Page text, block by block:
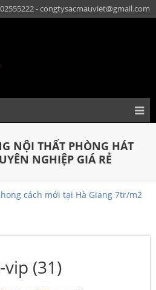
- congtysacmauviet@gmail.com
NỘI THẤT PHÒNG HÁT
NGHIỆP GIÁ RẺ
cách mới tại Hà Giang 7tr/m2
(31)